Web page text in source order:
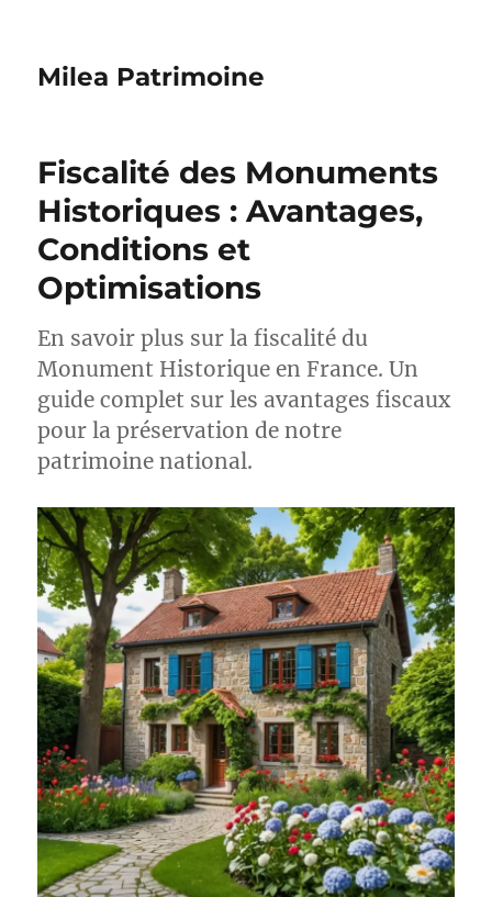
Milea Patrimoine
Fiscalité des Monuments
Historiques : Avantages,
Conditions et
Optimisations
En savoir plus sur la fiscalité du
Monument Historique en France. Un
guide complet sur les avantages fiscaux
pour la préservation de notre
patrimoine national.